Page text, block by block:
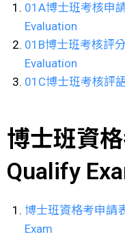
01A博士班考核申
Evaluation
01B博士班考核評
Evaluation
01C博士班考核評
博士班資
Qualify
博士班資格考申請
Exam